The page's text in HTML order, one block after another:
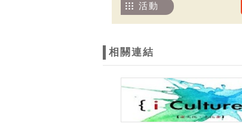
活動
相關連結